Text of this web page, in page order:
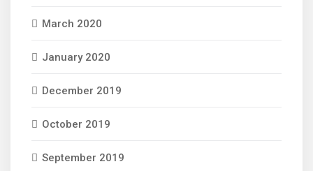
March 2020
January 2020
December 2019
October 2019
September 2019